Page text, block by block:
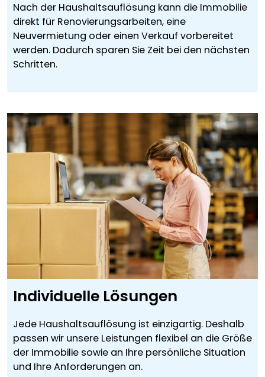
Nach der Haushaltsauflösung kann die Immobilie
direkt für Renovierungsarbeiten, eine
Neuvermietung oder einen Verkauf vorbereitet
werden. Dadurch sparen Sie Zeit bei den nächsten
Schritten.
Individuelle Lösungen
Jede Haushaltsauflösung ist einzigartig. Deshalb
passen wir unsere Leistungen flexibel an die Größe
der Immobilie sowie an Ihre persönliche Situation
und Ihre Anforderungen an.